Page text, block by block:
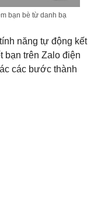
bạn bè từ danh bạ
năng tự động kết
bạn trên Zalo điện
các bước thành